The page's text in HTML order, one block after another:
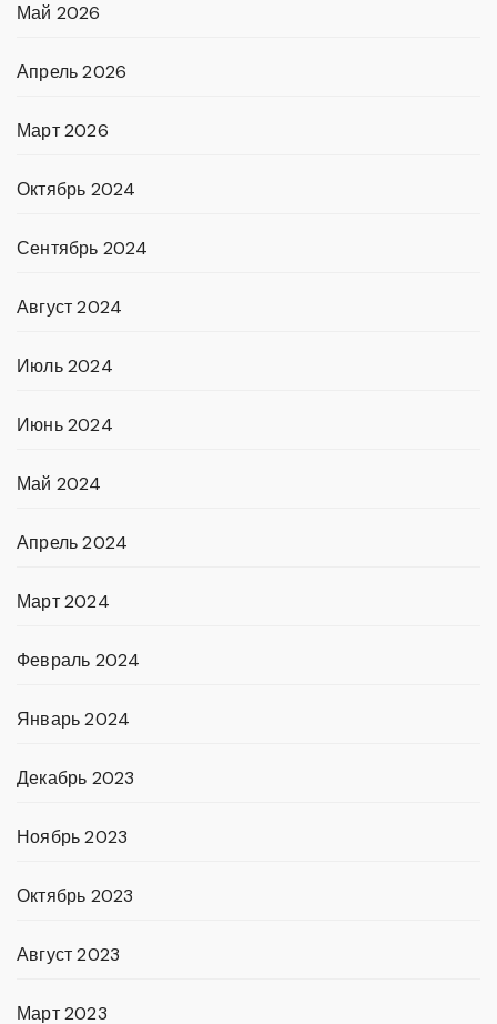
Май 2026
Апрель 2026
Март 2026
Октябрь 2024
Сентябрь 2024
Август 2024
Июль 2024
Июнь 2024
Май 2024
Апрель 2024
Март 2024
Февраль 2024
Январь 2024
Декабрь 2023
Ноябрь 2023
Октябрь 2023
Август 2023
Март 2023